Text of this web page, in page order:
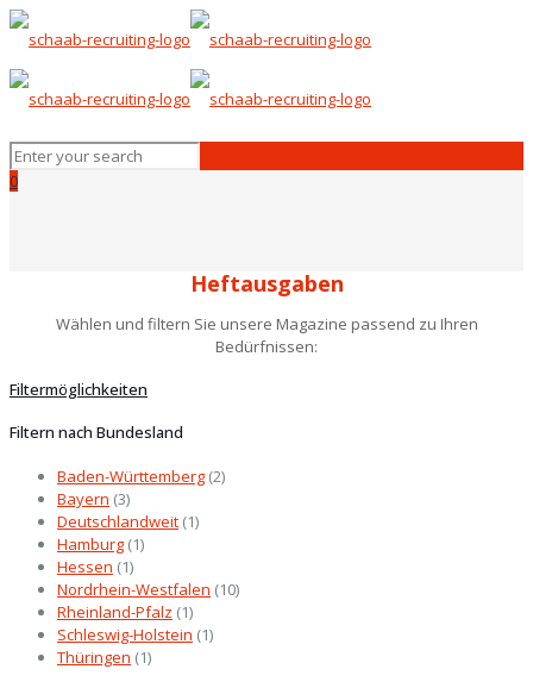
0
Heftausgaben
Wählen und filtern Sie unsere Magazine passend zu Ihren
Bedürfnissen:
Filtermöglichkeiten
Filtern nach Bundesland
Baden-Württemberg (2)
Bayern (3)
Deutschlandweit (1)
Hamburg (1)
Hessen (1)
Nordrhein-Westfalen (10)
Rheinland-Pfalz (1)
Schleswig-Holstein (1)
Thüringen (1)